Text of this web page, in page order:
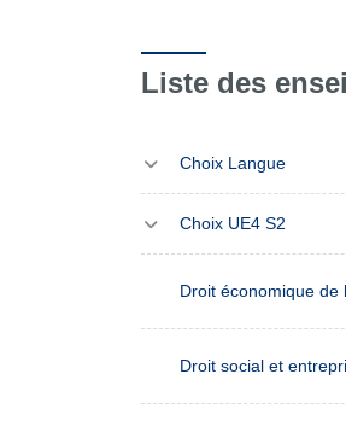
Liste des
Choix Langue
Choix UE4 S2
Droit économique de
Droit social et